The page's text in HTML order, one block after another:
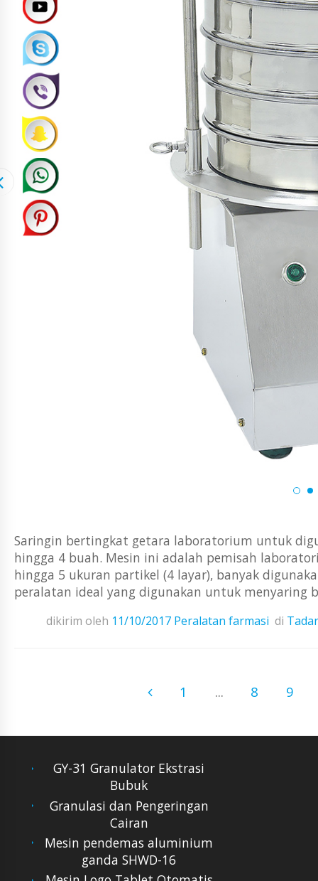
Saringin bertingkat getara laboratorium untuk
hingga 4 buah. Mesin ini adalah pemisah
hingga 5 ukuran partikel (4 layar), banyak
peralatan ideal yang digunakan untuk menyaring
dikirim oleh 11/10/2017 Peralatan farmasi di
1 ... 8 9
GY-31 Granulator Ekstrasi
Bubuk
Granulasi dan Pengeringan
Cairan
Mesin pendemas aluminium
ganda SHWD-16